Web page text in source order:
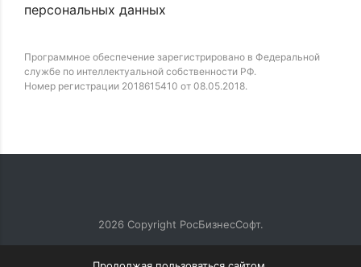
персональных данных
Программное обеспечение зарегистрировано в Федеральной
службе по интеллектуальной собственности РФ.
Номер регистрации 2018615410 от 08.05.2018.
2026 Copyright РосБизнесСофт.